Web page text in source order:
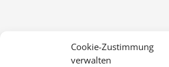
Cookie-Zustimmung
verwalten